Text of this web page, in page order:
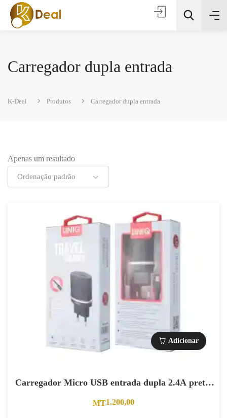
Carregador dupla entrada
K-Deal Produtos Carregador dupla entrada
Apenas um resultado
Ordenação padrão
Adicionar
Carregador Micro USB entrada dupla 2.4A preto.
(CE)
MT1.200,00